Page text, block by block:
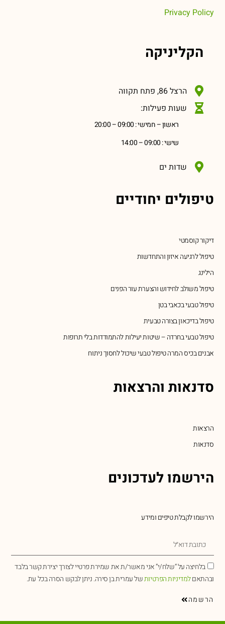
Privacy Policy
הקליניקה
הרצל 86, פתח תקווה
שעות פעילות:
ראשון – חמישי : 09:00 – 20:00
שישי : 09:00 – 14:00
שדות ים
טיפולים יחודיים
דיקור קוסמטי
טיפול לרגיעה איזון והתחדשות
הילינג
טיפול משולב לחידוש והצערת עור הפנים
טיפול טבעי בכאבי בטן
טיפול בדיכאון בצורה טבעית
טיפול טבעי בחרדה – שיטות יעילות להתמודדות בלי תרופות
אבנים בכיס המרה טיפול טבעי שיכול לחסוך ניתוח
סדנאות והרצאות
הרצאות
סדנאות
הירשמו לעדכונים
הירשמו לקבלת טיפים ומידע
בלחיצה על “שלח/י” אני מאשר/ת את שמירת פרטיי לצורך יצירת קשר בלבד
ובהתאםלמדיניות הפרטיותשל עמרית בן סירה. ניתן לבקש הסרה בכל עת.
הרשמה